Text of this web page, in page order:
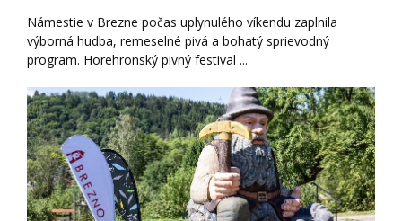
Námestie v Brezne počas uplynulého víkendu zaplnila
výborná hudba, remeselné pivá a bohatý sprievodný
program. Horehronský pivný festival ...